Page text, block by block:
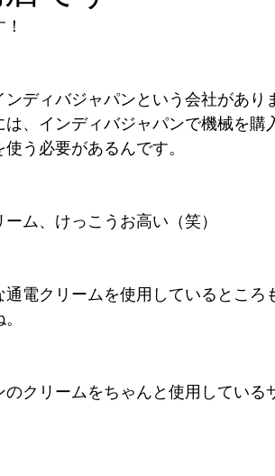
ディバジャパンという会社があり
は、インディバジャパンで機械を購
う必要があるんです。
ム、けっこうお高い（笑）
電クリームを使用しているとこ
のクリームをちゃんと使用してい